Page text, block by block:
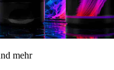
mehr